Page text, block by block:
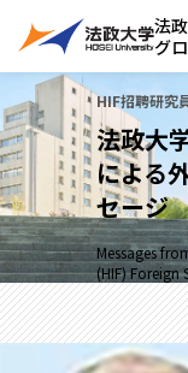
法
グ
HIF招聘研究
法政大
による
セージ
Messages
(HIF) Foreign